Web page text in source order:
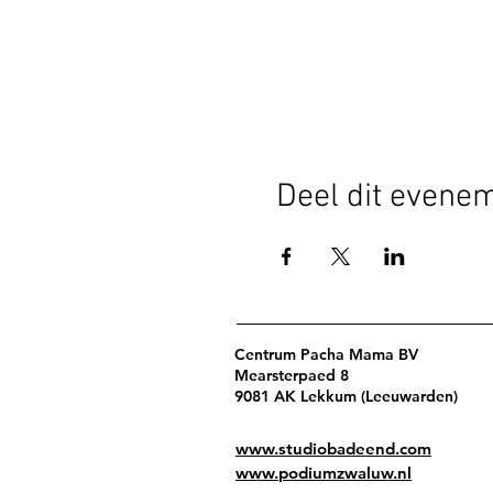
Deel dit
Centrum Pacha Mama BV
Mearsterpaed 8
9081 AK Lekkum (Leeuwarden)
www.studiobadeend.com
www.podiumzwaluw.nl